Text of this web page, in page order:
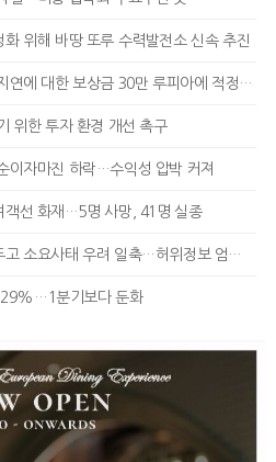
위해 바땅 또루 수력발전소 신속 추진
대한 보상금 30만 루피아에 적정성 제기
위한 투자 환경 개선 촉구
이자마진 하락…수익성 압박 커져
객선 화재…5명 사망, 41명 실종
소요사태 우려 일축…허위정보 엄정대응
분기보다 둔화